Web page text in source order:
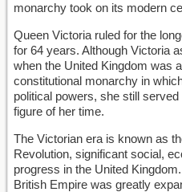
monarchy took on its modern
Queen Victoria ruled for the
for 64 years. Although Victoria
when the United Kingdom was
constitutional monarchy in
political powers, she still
figure of her time.
The Victorian era is known as
Revolution, significant social,
progress in the United
British Empire was greatly